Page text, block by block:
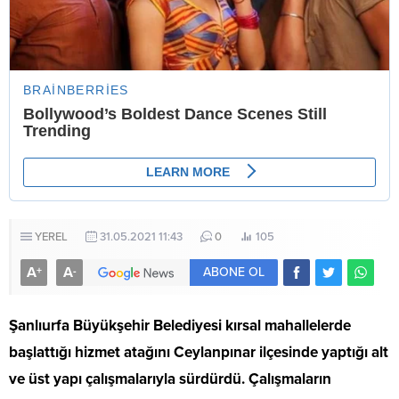
YEREL 31.05.2021 11:43 0 105
A+ A- ABONE OL
Şanlıurfa Büyükşehir Belediyesi kırsal mahallelerde
başlattığı hizmet atağını Ceylanpınar ilçesinde yaptığı alt
ve üst yapı çalışmalarıyla sürdürdü. Çalışmaların